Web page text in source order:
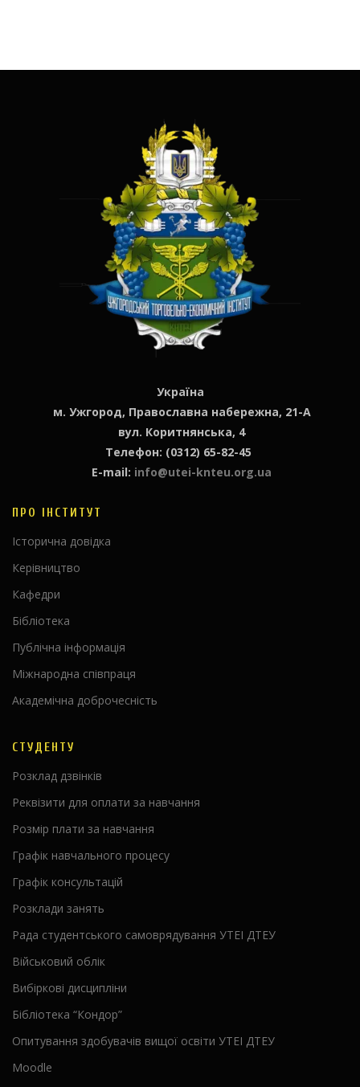
Україна
м. Ужгород, Православна набережна, 21-А
вул. Коритнянська, 4
Телефон: (0312) 65-82-45
E-mail: info@utei-knteu.org.ua
ПРО ІНСТИТУТ
Історична довідка
Керівництво
Кафедри
Бібліотека
Публічна інформація
Міжнародна співпраця
Академічна доброчесність
СТУДЕНТУ
Розклад дзвінків
Реквізити для оплати за навчання
Розмір плати за навчання
Графік навчального процесу
Графік консультацій
Розклади занять
Рада студентського самоврядування УТЕІ ДТЕУ
Військовий облік
Вибіркові дисципліни
Бібліотека “Кондор”
Опитування здобувачів вищої освіти УТЕІ ДТЕУ
Moodle